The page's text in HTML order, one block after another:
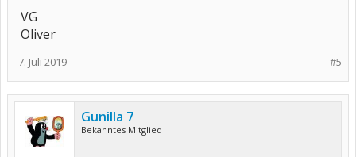
VG
Oliver
#5
7. Juli 2019
Gunilla 7
Bekanntes Mitglied